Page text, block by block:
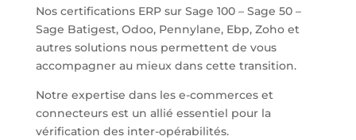
Nos certifications ERP sur Sage 100 – Sage 50 –
Sage Batigest, Odoo, Pennylane, Ebp, Zoho et
autres solutions nous permettent de vous
accompagner au mieux dans cette transition.
Notre expertise dans les e-commerces et
connecteurs est un allié essentiel pour la
vérification des inter-opérabilités.